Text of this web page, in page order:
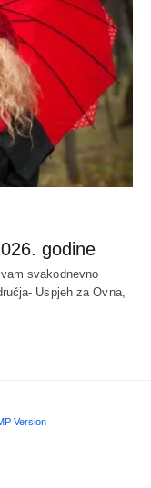
godine
svakodnevno
Uspjeh za Ovna,
Version